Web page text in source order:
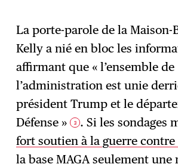
La porte-parole de la Maison-
Kelly a nié en bloc les
affirmant que « l’ensemble de
l’administration est unie
président Trump et le
Défense » 3 . Si les sondages
fort soutien à la guerre
la base MAGAseulement une